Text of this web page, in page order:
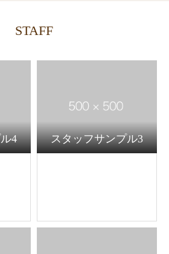
STAFF
4 スタッフサンプル3